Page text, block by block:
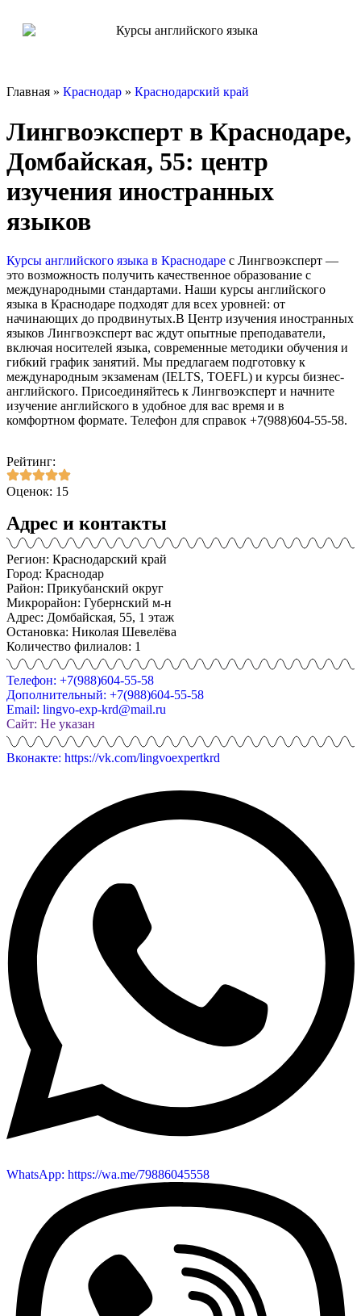
Главная » Краснодар » Краснодарский край
Лингвоэксперт в Краснодаре,
Домбайская, 55: центр
изучения иностранных
языков
Курсы английского языка в Краснодаре с Лингвоэксперт —
это возможность получить качественное образование с
международными стандартами. Наши курсы английского
языка в Краснодаре подходят для всех уровней: от
начинающих до продвинутых.В Центр изучения иностранных
языков Лингвоэксперт вас ждут опытные преподаватели,
включая носителей языка, современные методики обучения и
гибкий график занятий. Мы предлагаем подготовку к
международным экзаменам (IELTS, TOEFL) и курсы бизнес-
английского. Присоединяйтесь к Лингвоэксперт и начните
изучение английского в удобное для вас время и в
комфортном формате. Телефон для справок +7(988)604-55-58.
Рейтинг:
Оценок: 15
Адрес и контакты
Регион: Краснодарский край
Город: Краснодар
Район: Прикубанский округ
Микрорайон: Губернский м-н
Адрес: Домбайская, 55, 1 этаж
Остановка: Николая Шевелёва
Количество филиалов: 1
Телефон: +7(988)604-55-58
Дополнительный: +7(988)604-55-58
Email: lingvo-exp-krd@mail.ru
Сайт: Не указан
Вконакте: https://vk.com/lingvoexpertkrd
WhatsApp: https://wa.me/79886045558